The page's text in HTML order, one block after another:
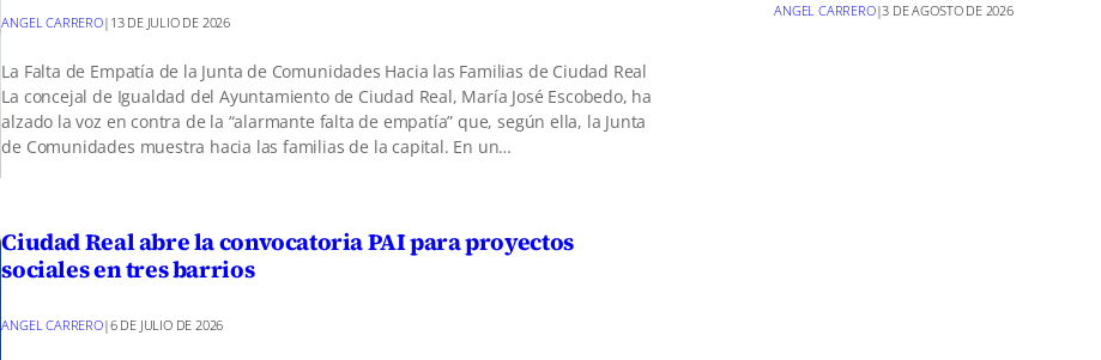
ANGEL CARRERO| 13 DE JULIO DE 2026
La Falta de Empatía de la Junta de Comunidades Hacia las Familias de Ciudad Real
La concejal de Igualdad del Ayuntamiento de Ciudad Real, María José Escobedo, ha
alzado la voz en contra de la “alarmante falta de empatía” que, según ella, la Junta
de Comunidades muestra hacia las familias de la capital. En un…
Ciudad Real abre la convocatoria PAI para proyectos
sociales en tres barrios
ANGEL CARRERO|6 DE JULIO DE 2026
ANGEL CARRERO|3 DE AGOSTO DE 2026